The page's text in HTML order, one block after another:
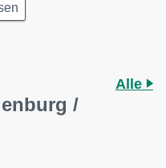
/
Alle